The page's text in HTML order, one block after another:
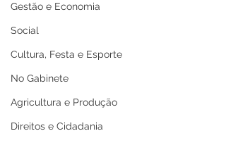
Gestão e Economia
Social
Cultura, Festa e Esporte
No Gabinete
Agricultura e Produção
Direitos e Cidadania